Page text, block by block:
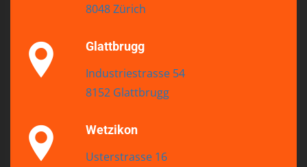
8048 Zürich
Glattbrugg
Industriestrasse 54
8152 Glattbrugg
Wetzikon
Usterstrasse 16